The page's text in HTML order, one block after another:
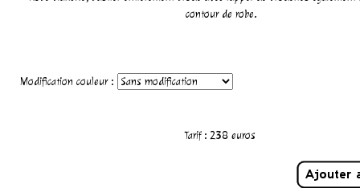
contour de robe.
Modification couleur :
Tarif :238euros